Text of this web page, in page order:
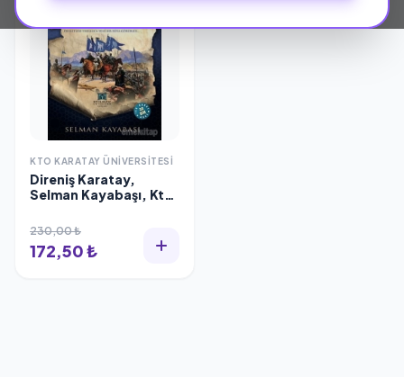
KTO KARATAY ÜNIVERSITESI
Direniş Karatay,
Selman Kayabaşı, Kto
230,00 ₺
172,50 ₺